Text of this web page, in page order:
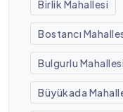
Birlik Mahallesi
Bostancı
Bulgurlu Mahallesi
Büyükada